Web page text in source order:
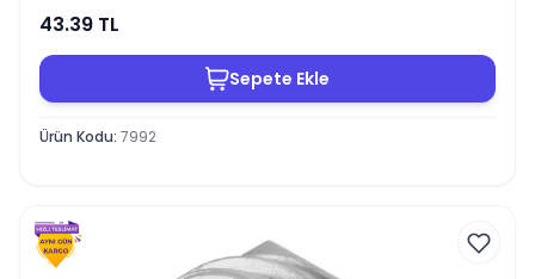
43.39 TL
Sepete Ekle
Ürün Kodu: 7992